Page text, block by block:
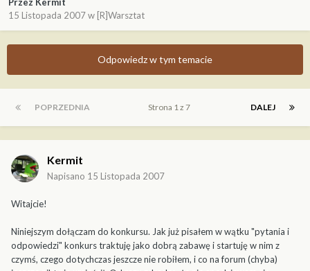
Przez Kermit
15 Listopada 2007w [R]Warsztat
Odpowiedz w tym temacie
POPRZEDNIA DALEJ
Strona 1 z 7
Kermit
Napisano 15 Listopada 2007
Witajcie!
Niniejszym dołączam do konkursu. Jak już pisałem w wątku "pytania i
odpowiedzi" konkurs traktuję jako dobrą zabawę i startuję w nim z
czymś, czego dotychczas jeszcze nie robiłem, i co na forum (chyba)